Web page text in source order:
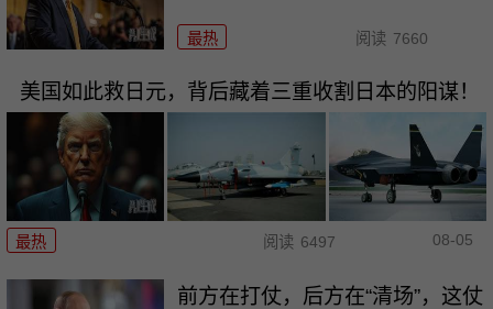
最热 阅读 7660
美国如此救日元，背后藏着三重收割日本的阳谋！
最热 阅读 6497 08-05
前方在打仗，后方在“清场”，这仗